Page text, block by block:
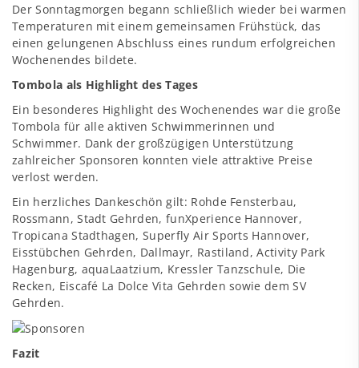
Der Sonntagmorgen begann schließlich wieder bei warmen
Temperaturen mit einem gemeinsamen Frühstück, das
einen gelungenen Abschluss eines rundum erfolgreichen
Wochenendes bildete.
Tombola als Highlight des Tages
Ein besonderes Highlight des Wochenendes war die große
Tombola für alle aktiven Schwimmerinnen und
Schwimmer. Dank der großzügigen Unterstützung
zahlreicher Sponsoren konnten viele attraktive Preise
verlost werden.
Ein herzliches Dankeschön gilt: Rohde Fensterbau,
Rossmann, Stadt Gehrden, funXperience Hannover,
Tropicana Stadthagen, Superfly Air Sports Hannover,
Eisstübchen Gehrden, Dallmayr, Rastiland, Activity Park
Hagenburg, aquaLaatzium, Kressler Tanzschule, Die
Recken, Eiscafé La Dolce Vita Gehrden sowie dem SV
Gehrden.
Fazit